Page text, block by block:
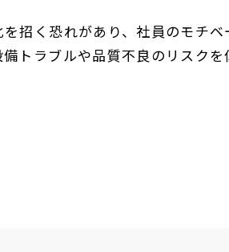
招く恐れがあり、社員のモチベ
トラブルや品質不良のリスクを